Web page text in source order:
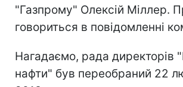
"Газпрому" Олексій Міллер.
говориться в повідомленні
Нагадаємо, рада директорів
нафти" був переобраний 22